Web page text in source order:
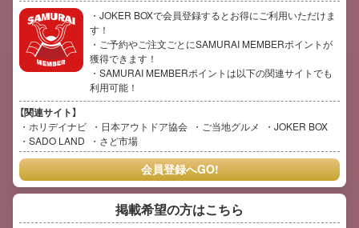
・JOKER BOXで会員登録するとお得にご利用いただけま
す！
・ご予約やご注文ごとにSAMURAI MEMBERポイントが
獲得できます！
・SAMURAI MEMBERポイントは以下の関連サイトでも
利用可能！
【関連サイト】
ホリデイナビ 日本アウトドア協会 ご当地グルメ
JOKER BOX
SADO LAND
さど市場
会員登録へGO!
掲載希望の方はこちら